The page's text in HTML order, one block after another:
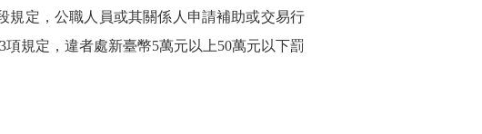
規定，公職人員或其關係人申請補助或交易行
3項規定，違者處新臺幣5萬元以上50萬元以下罰